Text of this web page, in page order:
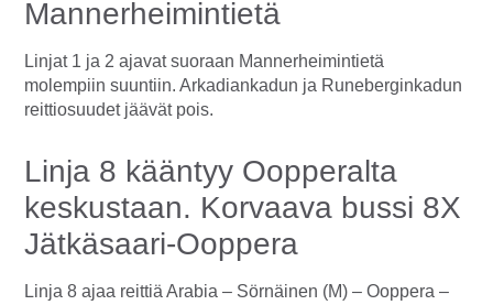
Mannerheimintietä
Linjat 1 ja 2 ajavat suoraan Mannerheimintietä
molempiin suuntiin. Arkadiankadun ja Runeberginkadun
reittiosuudet jäävät pois.
Linja 8 kääntyy Oopperalta
keskustaan. Korvaava bussi 8X
Jätkäsaari-Ooppera
Linja 8 ajaa reittiä Arabia – Sörnäinen (M) – Ooppera –